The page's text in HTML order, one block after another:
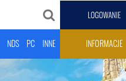
LOGOWANIE
NDS PC INNE INFORMACJE